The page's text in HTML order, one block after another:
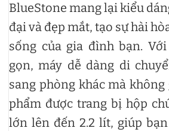
BlueStone mang lại kiểu
đại và đẹp mắt, tạo sự hài
sống của gia đình bạn.
gọn, máy dễ dàng di
sang phòng khác mà không
phẩm được trang bị hộp
lớn lên đến 2.2 lít, giúp